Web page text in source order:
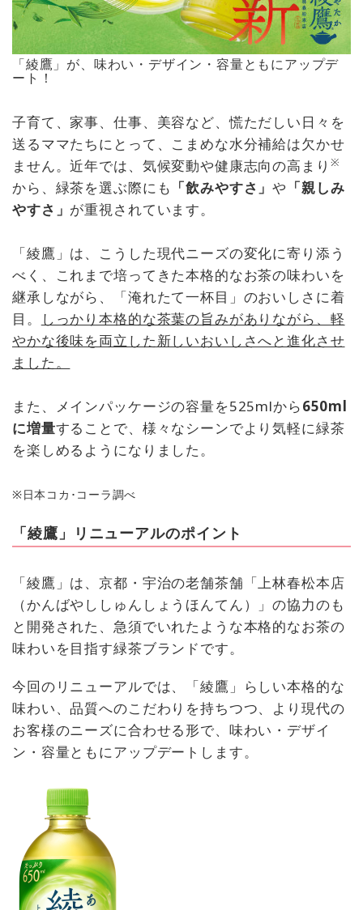
「綾鷹」が、味わい・デザイン・容量ともにアップデ
ート！
子育て、家事、仕事、美容など、慌ただしい日々を
送るママたちにとって、こまめな水分補給は欠かせ
ません。近年では、気候変動や健康志向の高まり ※
から、緑茶を選ぶ際にも 「飲みやすさ」や 「親しみ
やすさ」 が重視されています。
「綾鷹」は、こうした現代ニーズの変化に寄り添う
べく、これまで培ってきた本格的なお茶の味わいを
継承しながら、「淹れたて一杯目」のおいしさに着
目。
しっかり本格的な茶葉の旨みがありながら、軽
やかな後味を両立した新しいおいしさへと進化させ
ました。
また、メインパッケージの容量を525mlから650ml
に増量することで、様々なシーンでより気軽に緑茶
を楽しめるようになりました。
※日本コカ･コーラ調べ
「綾鷹」リニューアルのポイント
「綾鷹」は、京都・宇治の老舗茶舗「上林春松本店
（かんばやししゅんしょうほんてん）」の協力のも
と開発された、急須でいれたような本格的なお茶の
味わいを目指す緑茶ブランドです。
今回のリニューアルでは、「綾鷹」らしい本格的な
味わい、品質へのこだわりを持ちつつ、より現代の
お客様のニーズに合わせる形で、味わい・デザイ
ン・容量ともにアップデートします。